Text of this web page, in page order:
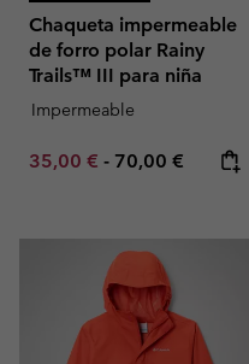
Chaqueta impermeable
de forro polar Rainy
Trails™ III para niña
Impermeable
Minimum sale price:
35,00 € - Maximum price:
70,00 €